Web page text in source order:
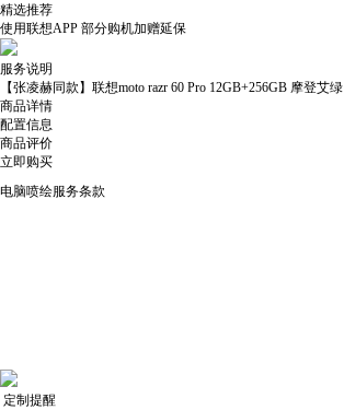
精选推荐
使用联想APP 部分购机加赠延保
服务说明
【张凌赫同款】联想moto razr 60 Pro 12GB+256GB 摩登艾绿
商品详情
配置信息
商品评价
立即购买
电脑喷绘服务条款
定制提醒